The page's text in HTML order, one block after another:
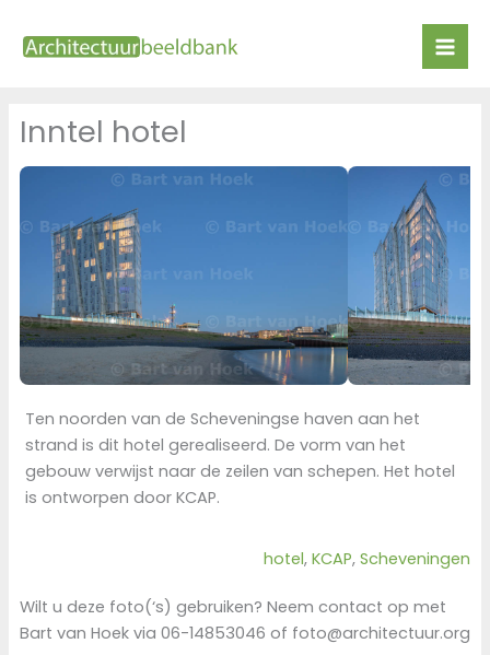
naar
Inntel hotel
Ten noorden van de Scheveningse haven aan het
strand is dit hotel gerealiseerd. De vorm van het
gebouw verwijst naar de zeilen van schepen. Het hotel
is ontworpen door KCAP.
hotel, KCAP, Scheveningen
Wilt u deze foto(‘s) gebruiken? Neem contact op met
Bart van Hoek via 06-14853046 of foto@architectuur.org